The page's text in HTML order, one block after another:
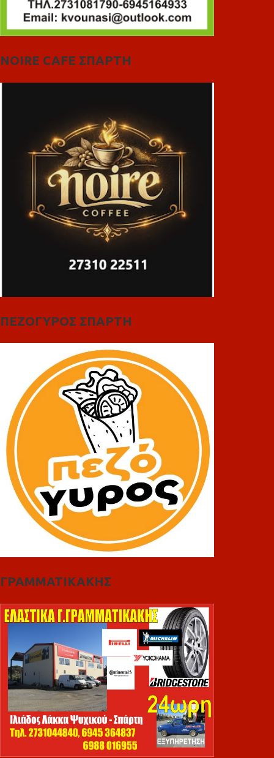
NOIRE CAFE ΣΠΑΡΤΗ
ΠΕΖΟΓΥΡΟΣ ΣΠΑΡΤΗ
ΓΡΑΜΜΑΤΙΚΑΚΗΣ